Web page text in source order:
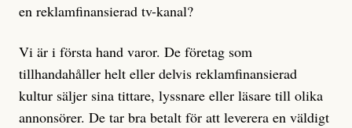
en reklamfinansierad tv-kanal?
Vi är i första hand varor. De företag som
tillhandahåller helt eller delvis reklamfinansierad
kultur säljer sina tittare, lyssnare eller läsare till olika
annonsörer. De tar bra betalt för att leverera en väldigt